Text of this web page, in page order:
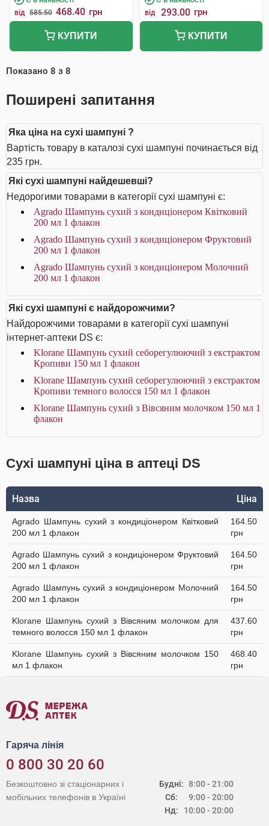
від 585.50 468.40 грн
КУПИТИ
від 293.00 грн
КУПИТИ
Показано 8 з 8
Поширені запитання
Яка ціна на сухі шампуні ?
Вартість товару в каталозі сухі шампуні починається від
235 грн.
Які сухі шампуні найдешевші?
Недорогими товарами в категорії сухі шампуні є:
Agrado Шампунь сухий з кондиціонером Квітковий
200 мл 1 флакон
Agrado Шампунь cухий з кондиціонером Фруктовий
200 мл 1 флакон
Agrado Шампунь cухий з кондиціонером Молочний
200 мл 1 флакон
Які сухі шампуні є найдорожчими?
Найдорожчими товарами в категорії сухі шампуні
інтернет-аптеки DS є:
Klorane Шампунь сухий себорегулюючий з екстрактом
Кропиви 150 мл 1 флакон
Klorane Шампунь сухий себорегулюючий з екстрактом
Кропиви темного волосся 150 мл 1 флакон
Klorane Шампунь сухий з Вівсяним молочком 150 мл 1
флакон
Сухі шампуні ціна в аптеці DS
Назва Ціна
Agrado Шампунь сухий з кондиціонером Квітковий
200 мл 1 флакон
164.50
грн
Agrado Шампунь cухий з кондиціонером Фруктовий
200 мл 1 флакон
164.50
грн
Agrado Шампунь cухий з кондиціонером Молочний
200 мл 1 флакон
164.50
грн
Klorane Шампунь сухий з Вівсяним молочком для
темного волосся 150 мл 1 флакон
437.60
грн
Klorane Шампунь сухий з Вівсяним молочком 150
мл 1 флакон
468.40
грн
Гаряча лінія
0 800 30 20 60
Будні:
Сб:
Нд:
8:00 - 21:00
9:00 - 20:00
10:00 - 20:00
Безкоштовно зі стаціонарних і
мобільних телефонів в Україні